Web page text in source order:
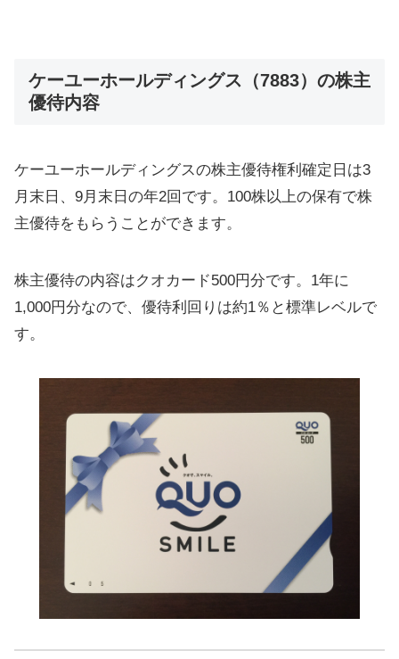
ケーユーホールディングス（7883）の株主
優待内容
ケーユーホールディングスの株主優待権利確定日は3
月末日、9月末日の年2回です。100株以上の保有で株
主優待をもらうことができます。
株主優待の内容はクオカード500円分です。1年に
1,000円分なので、優待利回りは約1％と標準レベルで
す。